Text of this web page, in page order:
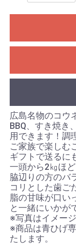
広島名物のコウ
BBQ、すき焼き
用できます！調
ご家族で楽しむ
ギフトで送るに
一頭から2㎏ほ
脇辺りの方のバ
コリとした歯ご
脂の甘味が口い
と一緒にいかが
※写真はイメージ
※商品は青ひげ
たします。